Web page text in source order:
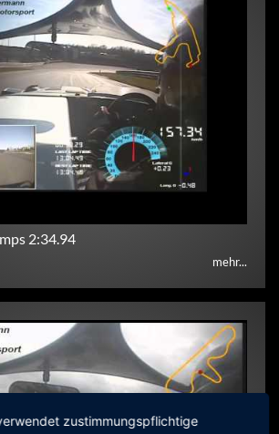
2:34.94
mehr...
zustimmungspflichtige